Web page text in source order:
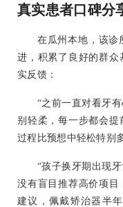
真实患者口碑分
在瓜州本地，该诊
进，积累了良好的群
实反馈：
“之前一直对看牙
别轻柔，每一步都会提
过程比预想中轻松特别
“孩子换牙期出现
没有盲目推荐高价项目
建议，佩戴矫治器半